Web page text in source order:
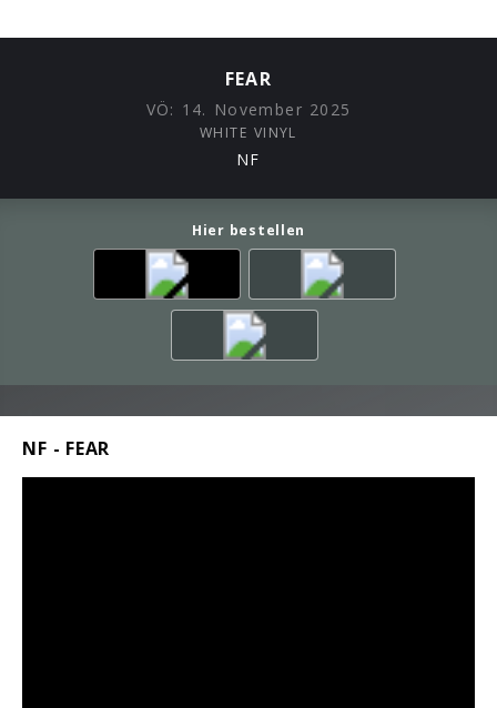
FEAR
VÖ: 14. November 2025
WHITE VINYL
NF
Hier bestellen
NF - FEAR